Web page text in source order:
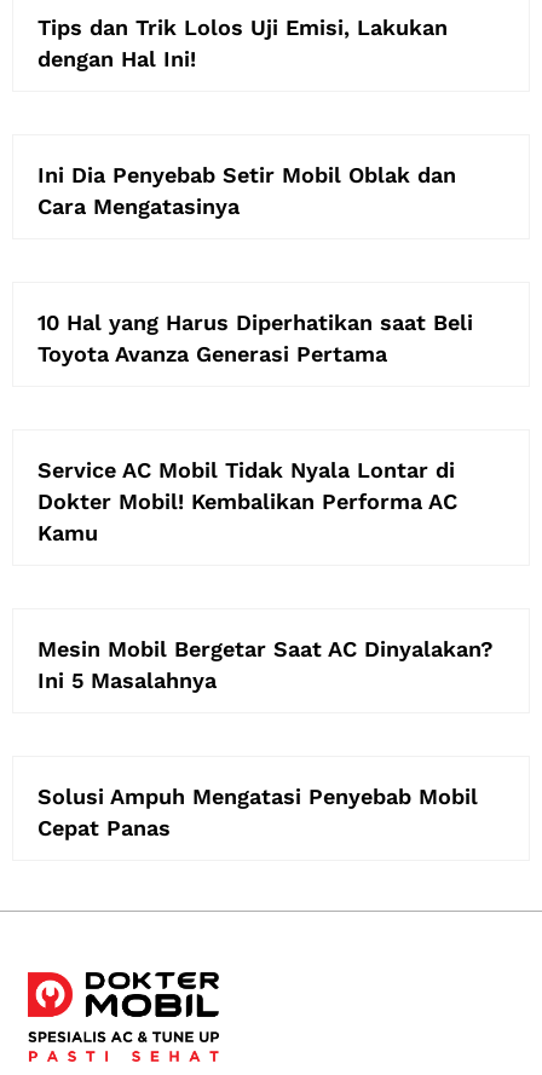
Tips dan Trik Lolos Uji Emisi, Lakukan
dengan Hal Ini!
Ini Dia Penyebab Setir Mobil Oblak dan
Cara Mengatasinya
10 Hal yang Harus Diperhatikan saat Beli
Toyota Avanza Generasi Pertama
Service AC Mobil Tidak Nyala Lontar di
Dokter Mobil! Kembalikan Performa AC
Kamu
Mesin Mobil Bergetar Saat AC Dinyalakan?
Ini 5 Masalahnya
Solusi Ampuh Mengatasi Penyebab Mobil
Cepat Panas